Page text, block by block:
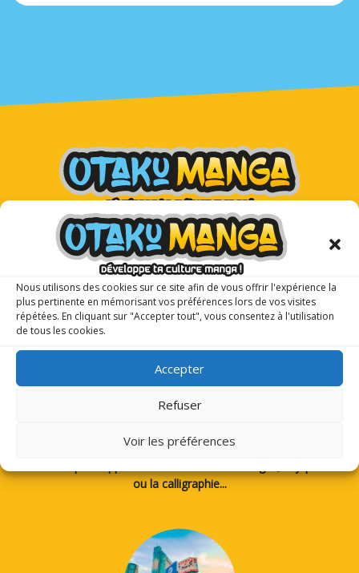
Nous utilisons des cookies sur ce site afin de vous offrir l'expérience la
plus pertinente en mémorisant vos préférences lors de vos visites
répétées. En cliquant sur "Accepter tout", vous consentez à l'utilisation
de tous les cookies.
Accepter
Refuser
Voir les préférences
Otaku Manga : le premier
magazine manga pour les ados !
ou la calligraphie...